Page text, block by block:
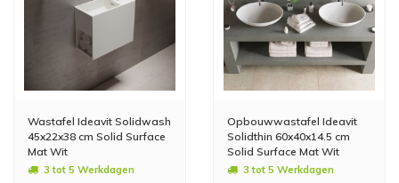
Wastafel Ideavit Solidwash
45x22x38 cm Solid Surface
Mat Wit
3 tot 5 Werkdagen
Opbouwwastafel Ideavit
Solidthin 60x40x14.5 cm
Solid Surface Mat Wit
3 tot 5 Werkdagen